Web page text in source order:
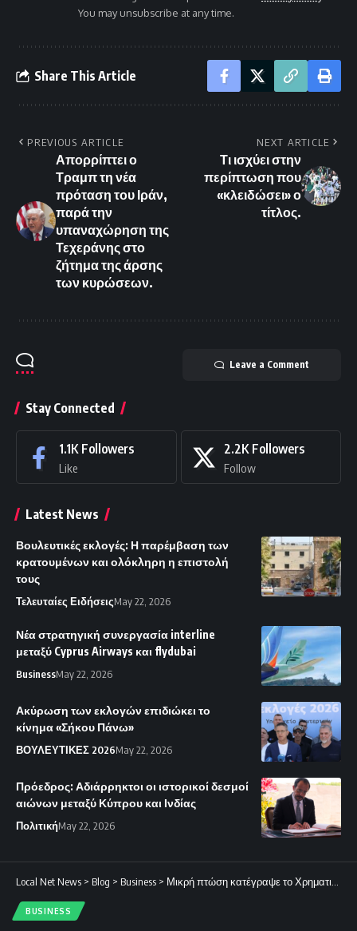
You may unsubscribe at any time.
Share This Article
PREVIOUS ARTICLE
Απορρίπτει ο
Τραμπ τη νέα
πρόταση του Ιράν,
παρά την
υπαναχώρηση της
Τεχεράνης στο
ζήτημα της άρσης
των κυρώσεων.
NEXT ARTICLE
Τι ισχύει στην
περίπτωση που
«κλειδώσει» ο
τίτλος.
Leave a Comment
Stay Connected
1.1K Followers
Like
2.2K Followers
Follow
Latest News
Βουλευτικές εκλογές: Η παρέμβαση των
κρατουμένων και ολόκληρη η επιστολή
τους
Τελευταίες ΕιδήσειςMay 22, 2026
Νέα στρατηγική συνεργασία interline
μεταξύ Cyprus Airways και flydubai
BusinessMay 22, 2026
Ακύρωση των εκλογών επιδιώκει το
κίνημα «Σήκου Πάνω»
ΒΟΥΛΕΥΤΙΚΕΣ 2026May 22, 2026
Πρόεδρος: Αδιάρρηκτοι οι ιστορικοί δεσμοί
αιώνων μεταξύ Κύπρου και Ινδίας
ΠολιτικήMay 22, 2026
Local Net News > Blog > Business > Μικρή πτώση κατέγραψε το Χρηματιστήριο Αξιών Κύπρου την Τετάρτη.
BUSINESS